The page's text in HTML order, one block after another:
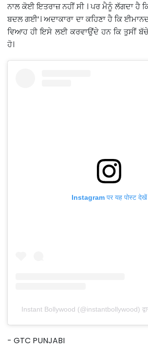
ਨਾਲ ਕੋਈ ਇਤਰਾਜ਼ ਨਹੀਂ ਸੀ । ਪਰ ਮੈਨੂੰ ਲੱਗਦਾ ਹੈ
ਬਦਲ ਗਈ’। ਅਦਾਕਾਰਾ ਦਾ ਕਹਿਣਾ ਹੈ ਕਿ
ਵਿਆਹ ਹੀ ਇਸੇ ਲਈ ਕਰਵਾਉਂਦੇ ਹਨ ਕਿ ਤੁਸੀਂ
ਹੋ।
Instagram पर यह पोस्ट देखें
Instant Bollywood (@instantbollywood)
- GTC PUNJABI